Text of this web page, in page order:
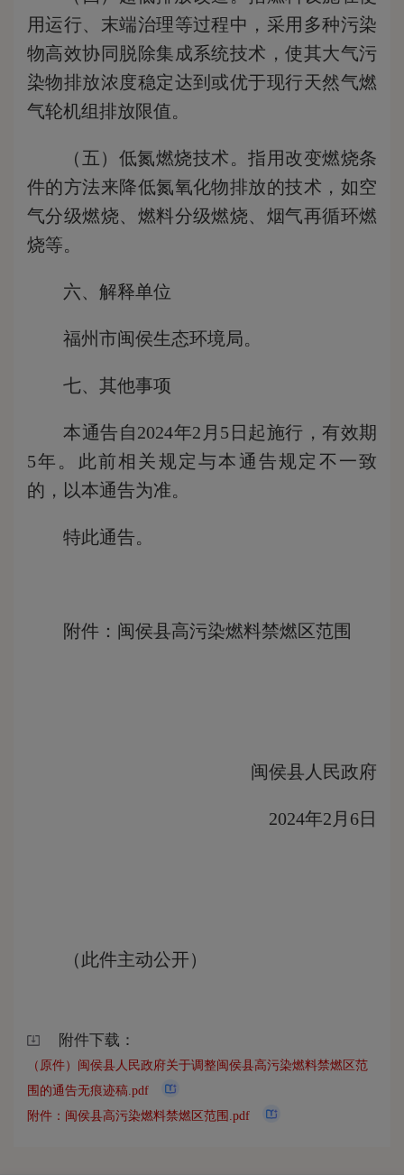
用运行、末端治理等过程中，采用多种污染
物高效协同脱除集成系统技术，使其大气污
染物排放浓度稳定达到或优于现行天然气燃
气轮机组排放限值。
（五）低氮燃烧技术。指用改变燃烧条
件的方法来降低氮氧化物排放的技术，如空
气分级燃烧、燃料分级燃烧、烟气再循环燃
烧等。
六、解释单位
福州市闽侯生态环境局。
七、其他事项
本通告自2024年2月5日起施行，有效期
5年。此前相关规定与本通告规定不一致
的，以本通告为准。
特此通告。
附件：闽侯县高污染燃料禁燃区范围
闽侯县人民政府
2024年2月6日
（此件主动公开）
附件下载：
（原件）闽侯县人民政府关于调整闽侯县高污染燃料禁燃区范
围的通告无痕迹稿.pdf
附件：闽侯县高污染燃料禁燃区范围.pdf